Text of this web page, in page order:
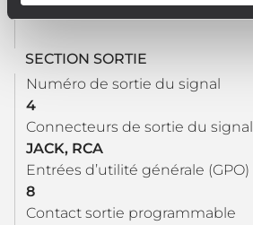
SECTION SORTIE
Numéro de sortie du signal
4
Connecteurs de sortie du signal
JACK, RCA
Entrées d’utilité générale (GPO)
8
Contact sortie programmable